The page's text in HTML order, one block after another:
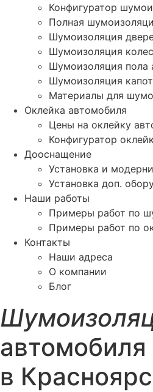
Конфигуратор
Полная
Шумоизоляция
Шумоизоляция
Шумоизоляция пола
Шумоизоляция
Материалы для
Оклейка автомобиля
Цены на оклейку
Конфигуратор
Дооснащение
Установка и
Установка доп.
Наши работы
Примеры работ по
Примеры работ по
Контакты
Наши адреса
О компании
Блог
автомобиля
в